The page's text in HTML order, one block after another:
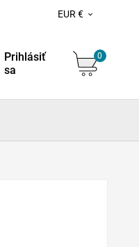
EUR € 
Prihlásiť
sa
0